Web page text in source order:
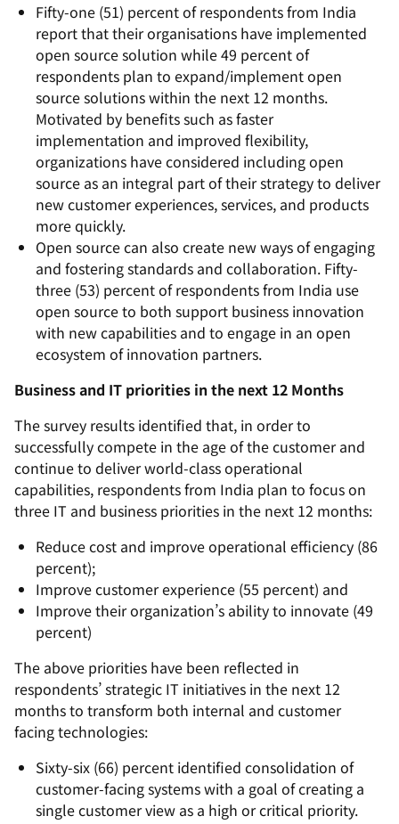
Fifty-one (51) percent of respondents from India
report that their organisations have implemented
open source solution while 49 percent of
respondents plan to expand/implement open
source solutions within the next 12 months.
Motivated by benefits such as faster
implementation and improved flexibility,
organizations have considered including open
source as an integral part of their strategy to deliver
new customer experiences, services, and products
more quickly.
Open source can also create new ways of engaging
and fostering standards and collaboration. Fifty-
three (53) percent of respondents from India use
open source to both support business innovation
with new capabilities and to engage in an open
ecosystem of innovation partners.
Business and IT priorities in the next 12 Months
The survey results identified that, in order to
successfully compete in the age of the customer and
continue to deliver world-class operational
capabilities, respondents from India plan to focus on
three IT and business priorities in the next 12 months:
Reduce cost and improve operational efficiency (86
percent);
Improve customer experience (55 percent) and
Improve their organization’s ability to innovate (49
percent)
The above priorities have been reflected in
respondents’ strategic IT initiatives in the next 12
months to transform both internal and customer
facing technologies:
Sixty-six (66) percent identified consolidation of
customer-facing systems with a goal of creating a
single customer view as a high or critical priority.